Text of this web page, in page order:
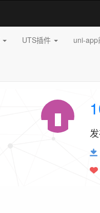
UTS插件 uni-